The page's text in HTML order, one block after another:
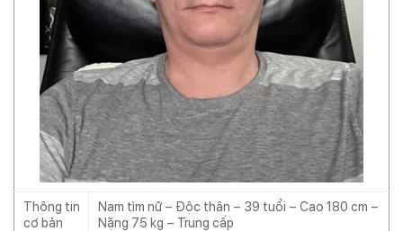
Thông tin
cơ bản
Nam tìm nữ – Độc thân – 39 tuổi – Cao 180 cm –
Nặng 75 kg – Trung cấp